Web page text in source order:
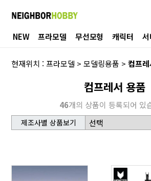
NEW 프라모델 무선모형 캐릭터
현재위치 :프라모델 >모델링용품 >컴프
컴프레서 용품
46개의 상품이 등록되어 있
제조사별 상품보기